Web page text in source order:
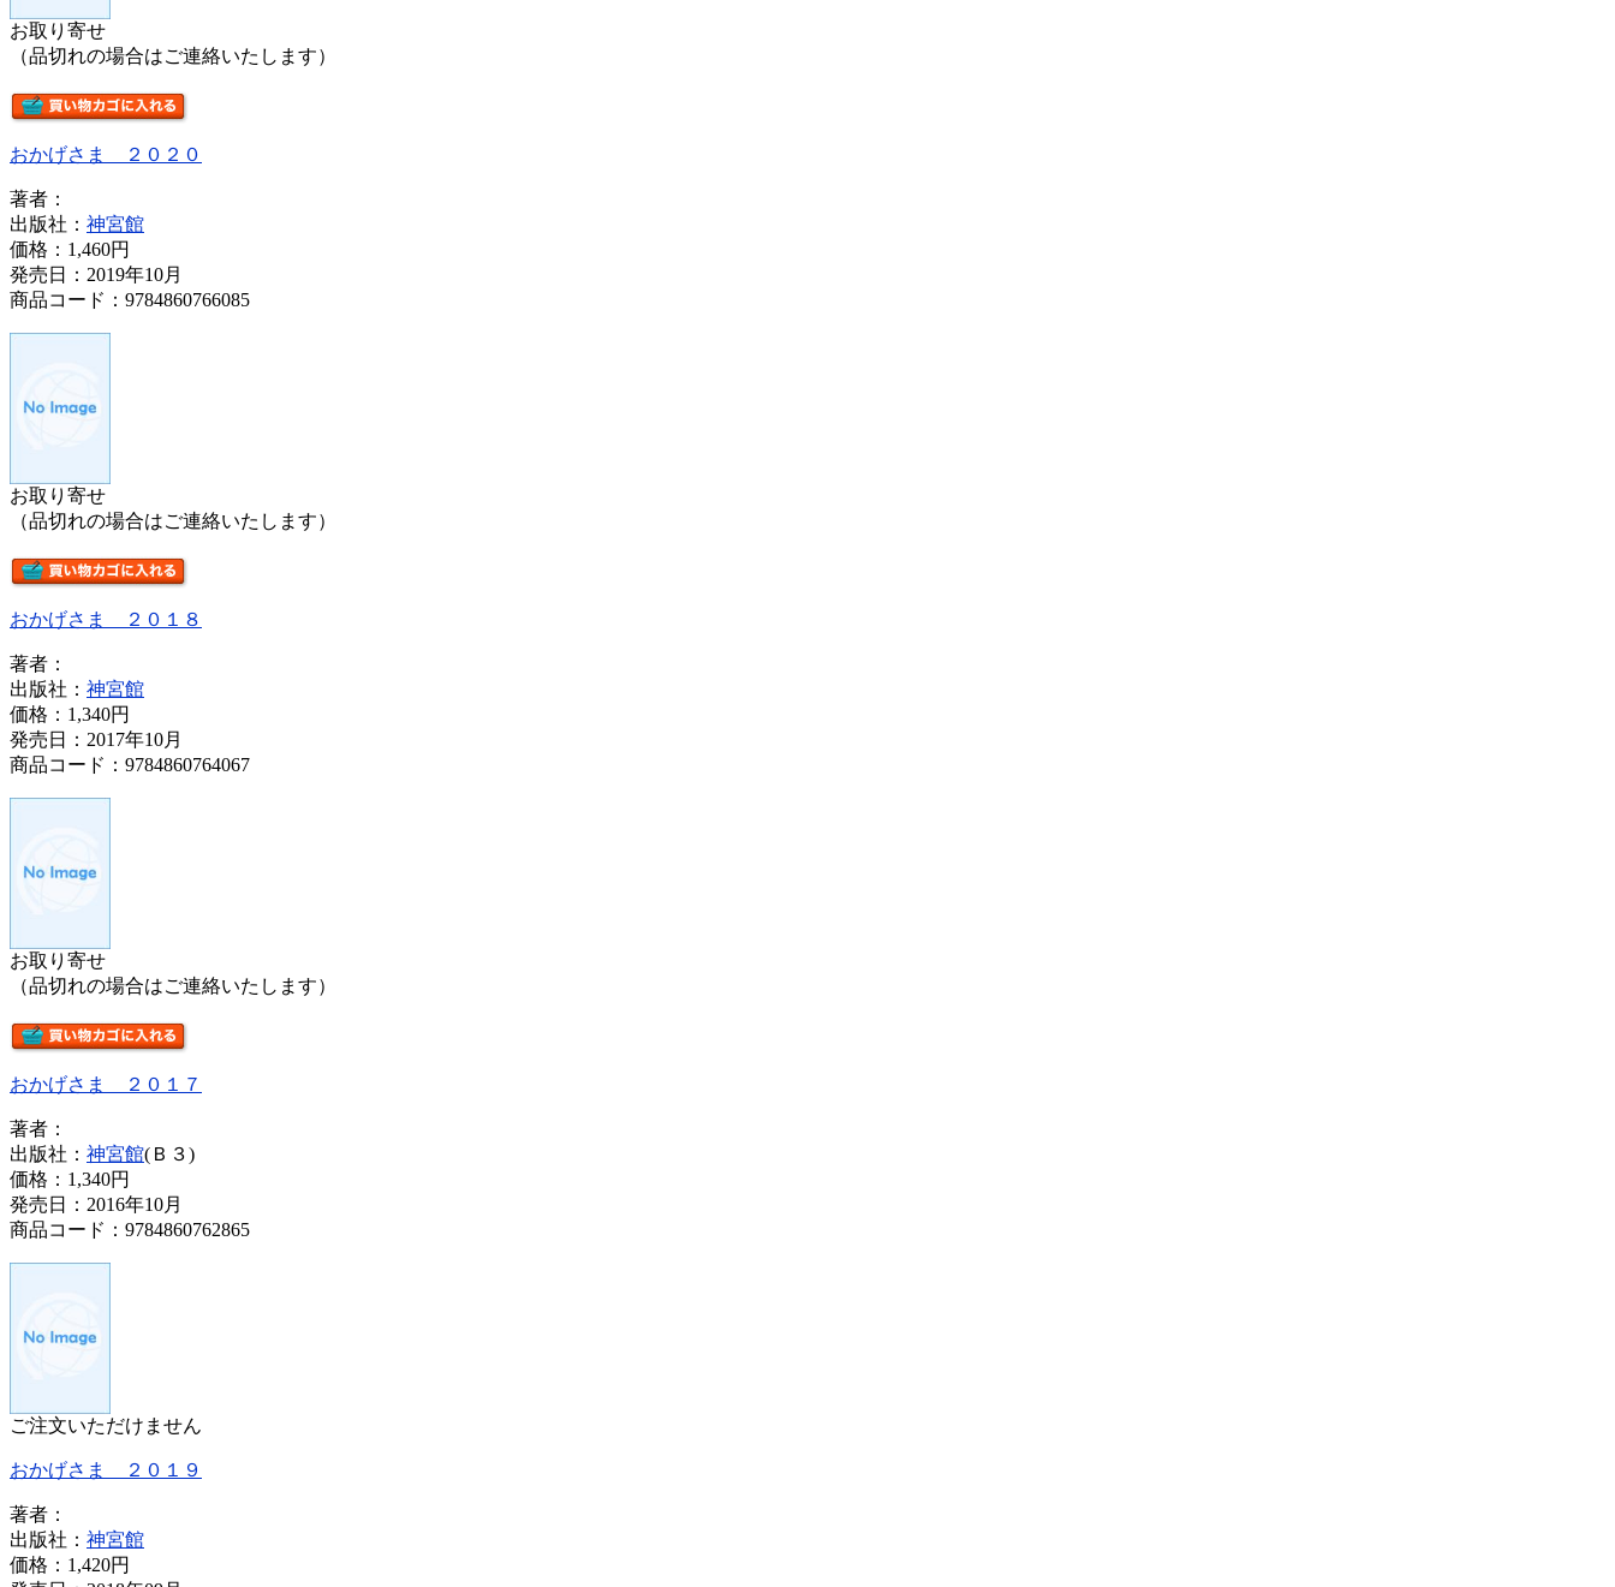
お取り寄せ
（品切れの場合はご連絡いたします）
おかげさま ２０２０
著者：
出版社： 神宮館
価格： 1,460円
発売日：2019年10月
商品コード：9784860766085
お取り寄せ
（品切れの場合はご連絡いたします）
おかげさま ２０１８
著者：
出版社： 神宮館
価格： 1,340円
発売日：2017年10月
商品コード：9784860764067
お取り寄せ
（品切れの場合はご連絡いたします）
おかげさま ２０１７
著者：
出版社： 神宮館(Ｂ３)
価格： 1,340円
発売日：2016年10月
商品コード：9784860762865
ご注文いただけません
おかげさま ２０１９
著者：
出版社： 神宮館
価格： 1,420円